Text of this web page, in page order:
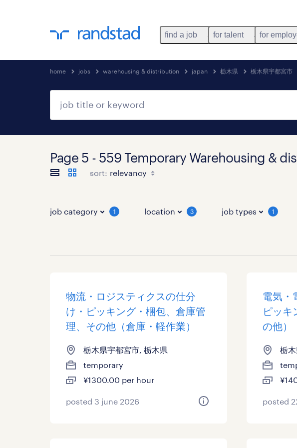
find a job for talent for
home jobs warehousing & distribution japan 栃木県 栃木県宇都宮市
Page 5 - 559 Temporary Warehousing &
sort:
job category 1 location 3 job types 1
物流・ロジスティクスの仕分
け・ピッキング・梱包、倉庫管
理、その他（倉庫・軽作業）
栃木県宇都宮市, 栃木県
temporary
¥1300.00 per hour
posted 3 june 2026
電気・
ピッキ
の他）
栃
posted